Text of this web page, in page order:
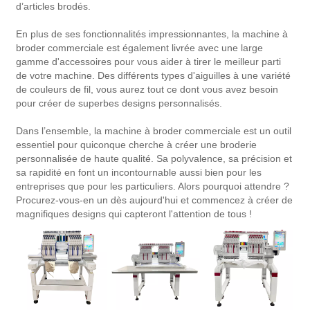
d’articles brodés.
En plus de ses fonctionnalités impressionnantes, la machine à
broder commerciale est également livrée avec une large
gamme d'accessoires pour vous aider à tirer le meilleur parti
de votre machine. Des différents types d'aiguilles à une variété
de couleurs de fil, vous aurez tout ce dont vous avez besoin
pour créer de superbes designs personnalisés.
Dans l’ensemble, la machine à broder commerciale est un outil
essentiel pour quiconque cherche à créer une broderie
personnalisée de haute qualité. Sa polyvalence, sa précision et
sa rapidité en font un incontournable aussi bien pour les
entreprises que pour les particuliers. Alors pourquoi attendre ?
Procurez-vous-en un dès aujourd'hui et commencez à créer de
magnifiques designs qui capteront l'attention de tous !